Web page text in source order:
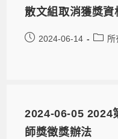
散文組取消獲獎資
2024-06-14 所
2024-06-05 2024
師獎徵獎辦法